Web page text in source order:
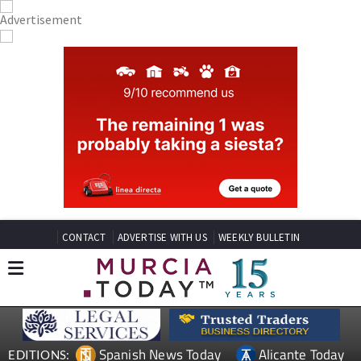
CONTACT ADVERTISE WITH US WEEKLY BULLETIN
EDITIONS: Spanish News Today Alicante Today